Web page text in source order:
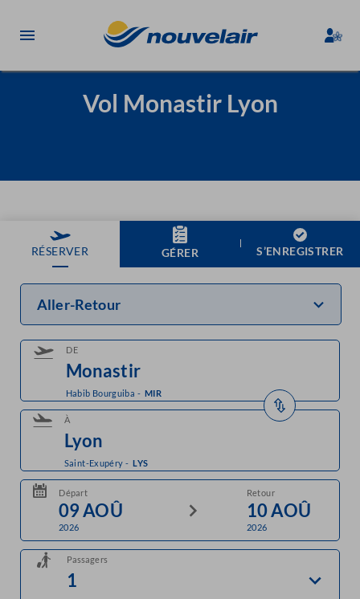
Vol Monastir Lyon
RÉSERVER GÉRER S’ENREGISTRER
Aller-Retour
DE
Habib Bourguiba - MIR
À
Saint-Exupéry - LYS
Départ
2026
Retour
2026
Passagers